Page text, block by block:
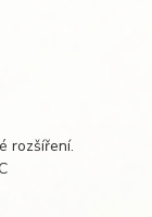
rozšíření.